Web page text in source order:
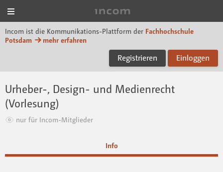
Incom ist die Kommunikations-Plattform der Fachhochschule
Potsdam
mehr erfahren
Registrieren Einloggen
Urheber-, Design- und Medienrecht
(Vorlesung)
nur für Incom-Mitglieder
Info